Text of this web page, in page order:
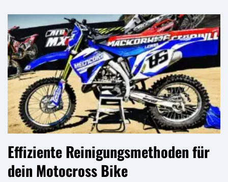
Effiziente Reinigungsmethoden für
dein Motocross Bike